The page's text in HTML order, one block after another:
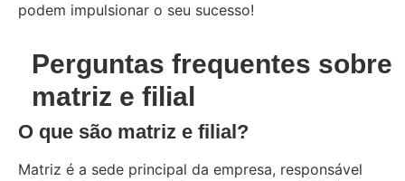
podem impulsionar o seu sucesso!
Perguntas frequentes sobre
matriz e filial
O que são matriz e filial?
Matriz é a sede principal da empresa, responsável